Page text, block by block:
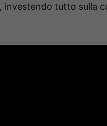
, investendo tutto sulla